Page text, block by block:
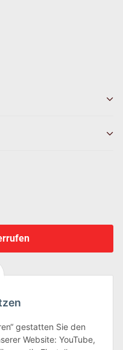
gestatten Sie den
Website: YouTube,